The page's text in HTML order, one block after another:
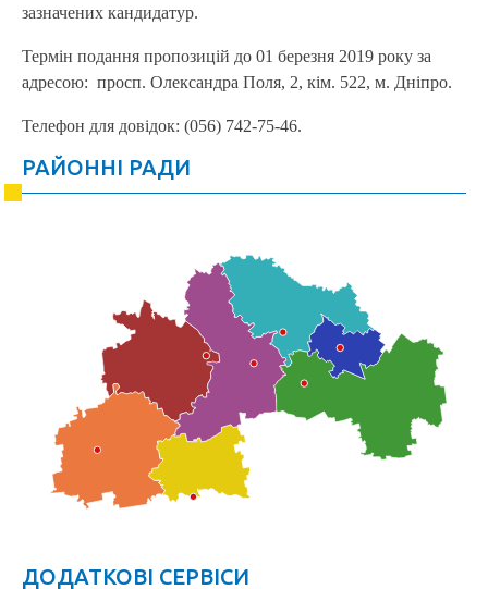
зазначених кандидатур.
Термін подання пропозицій до 01 березня 2019 року за
адресою: просп. Олександра Поля, 2, кім. 522, м. Дніпро.
Телефон для довідок: (056) 742-75-46.
РАЙОННІ РАДИ
ДОДАТКОВІ СЕРВІСИ